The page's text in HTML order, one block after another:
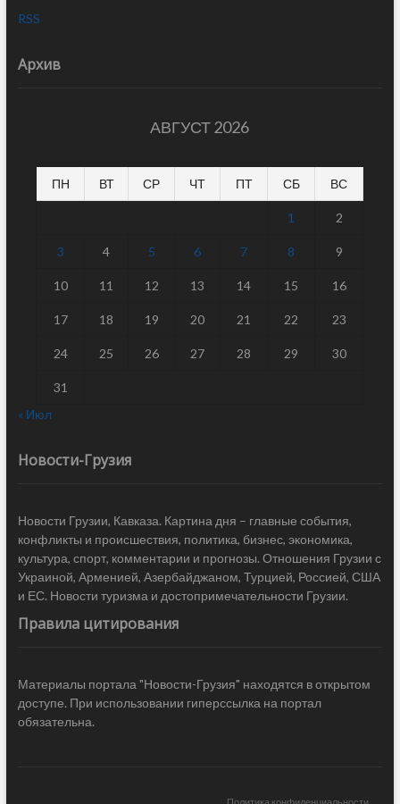
RSS
Архив
АВГУСТ 2026
ПН ВТ СР ЧТ ПТ СБ ВС
1 2
3 4 5 6 7 8 9
10 11 12 13 14 15 16
17 18 19 20 21 22 23
24 25 26 27 28 29 30
31
« Июл
Новости-Грузия
Новости Грузии, Кавказа. Картина дня – главные события,
конфликты и происшествия, политика, бизнес, экономика,
культура, спорт, комментарии и прогнозы. Отношения Грузии с
Украиной, Арменией, Азербайджаном, Турцией, Россией, США
и ЕС. Новости туризма и достопримечательности Грузии.
Правила цитирования
Материалы портала "Новости-Грузия" находятся в открытом
доступе. При использовании гиперссылка на портал
обязательна.